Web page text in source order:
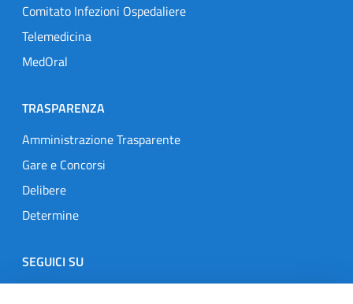
Comitato Infezioni Ospedaliere
Telemedicina
MedOral
TRASPARENZA
Amministrazione Trasparente
Gare e Concorsi
Delibere
Determine
SEGUICI SU
Designers Italia
TwitterInstagramYoutubeLinkedin